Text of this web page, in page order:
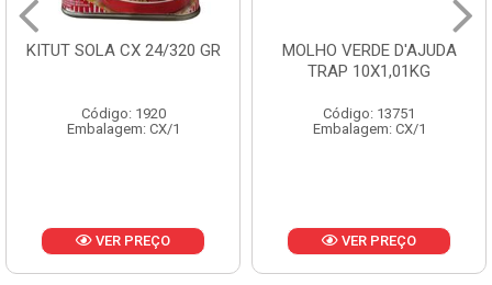
KITUT SOLA CX 24/320 GR
Código: 1920
Embalagem: CX/1
VER PREÇO
MOLHO VERDE D'AJUDA
TRAP 10X1,01KG
Código: 13751
Embalagem: CX/1
VER PREÇO